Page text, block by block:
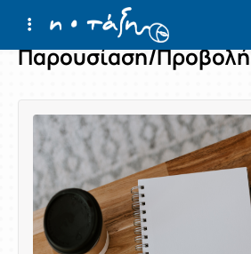
Παρουσίαση/Προβολή